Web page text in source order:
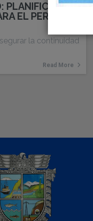
PLANIFICACIÓN
EL PERIODO
la continuidad
Read More